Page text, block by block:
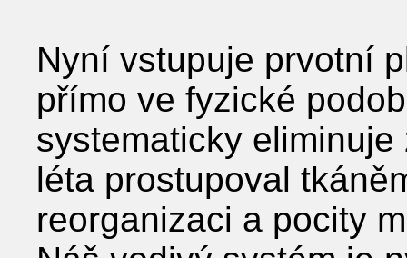
Nyní vstupuje prvotní
přímo ve fyzické
systematicky
léta prostupoval
reorganizaci a pocity